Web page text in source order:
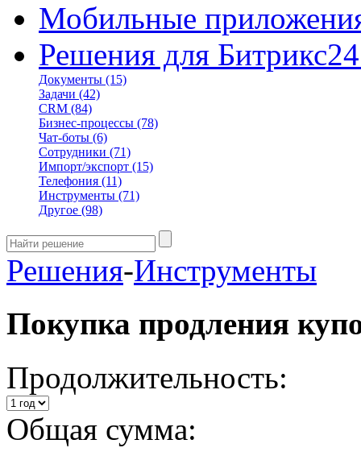
Мобильные
Решения для Битрикс24
Документы (15)
Задачи (42)
CRM (84)
Бизнес-процессы (78)
Чат-боты (6)
Сотрудники (71)
Импорт/экспорт (15)
Телефония (11)
Инструменты (71)
Другое (98)
Решения-Инструменты
Покупка продления
Продолжительность:
Общая сумма: